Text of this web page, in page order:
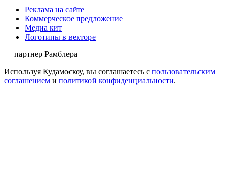
Реклама на сайте
Коммерческое предложение
Медиа кит
Логотипы в векторе
— партнер Рамблера
Используя Кудамоскоу, вы соглашаетесь с пользовательским
соглашением и политикой конфиденциальности.